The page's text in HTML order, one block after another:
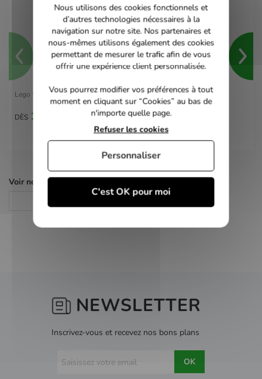
Lego Star Wars Le Réveil de la Force - Xbox One
DÈS 10,00 €
Voir nos autres pages :
NEWSLETTER
Inscrivez-vous et recevez nos bons plans
OK
Nous utilisons des cookies fonctionnels et
d’autres technologies nécessaires à la
navigation sur notre site. Nos partenaires et
nous-mêmes utilisons également des cookies
permettant de mesurer le trafic afin de vous
offrir une expérience client personnalisée.
Vous pourrez modifier vos préférences à tout
moment en cliquant sur “Cookies” au bas de
n'importe quelle page.
C'est OK pour moi
Refuser les cookies
Personnaliser